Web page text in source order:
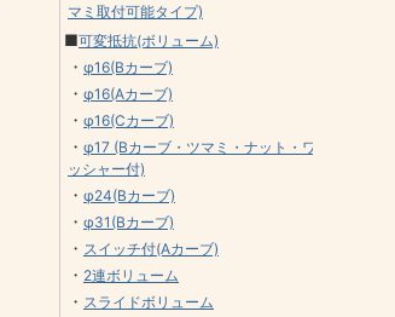
マミ取付可能タイプ)
■可変抵抗(ボリューム)
・ φ16(Bカーブ)
・ φ16(Aカーブ)
・ φ16(Cカーブ)
・ φ17 (Bカーブ・ツマミ・ナット・ワ
ッシャー付)
・ φ24(Bカーブ)
・ φ31(Bカーブ)
・ スイッチ付(Aカーブ)
・ 2連ボリューム
・ スライドボリューム